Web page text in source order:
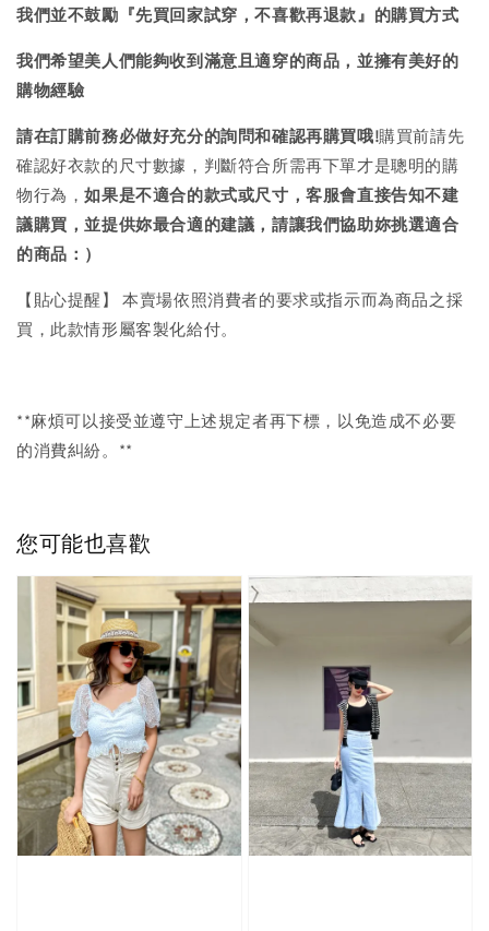
我們並不鼓勵『先買回家試穿，不喜歡再退款』的購買方式
我們希望美人們能夠收到滿意且適穿的商品，並擁有美好的
購物經驗
請在訂購前務必做好充分的詢問和確認再購買哦!購買前請先
確認好衣款的尺寸數據，判斷符合所需再下單才是聰明的購
物行為，如果是不適合的款式或尺寸，客服會直接告知不建
議購買，並提供妳最合適的建議，請讓我們協助妳挑選適合
的商品：）
【貼心提醒】 本賣場依照消費者的要求或指示而為商品之採
買，此款情形屬客製化給付。
**麻煩可以接受並遵守上述規定者再下標，以免造成不必要
的消費糾紛。**
您可能也喜歡